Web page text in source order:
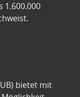
1.600.000
bietet mit